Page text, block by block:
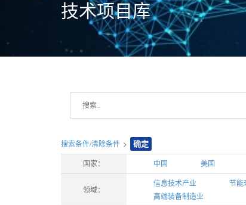
技术项目库
搜索条件/清除条件 > 确定
国家： 中国 美国
领域：
信息技术产业 节能
高端装备制造业